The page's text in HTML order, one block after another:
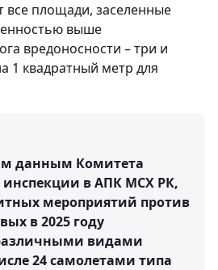
все площади, заселенные
выше
вредоносности – три и
1 квадратный метр для
данным Комитета
инспекции в АПК МСХ РК,
мероприятий против
в 2025 году
видами
24 самолетами типа